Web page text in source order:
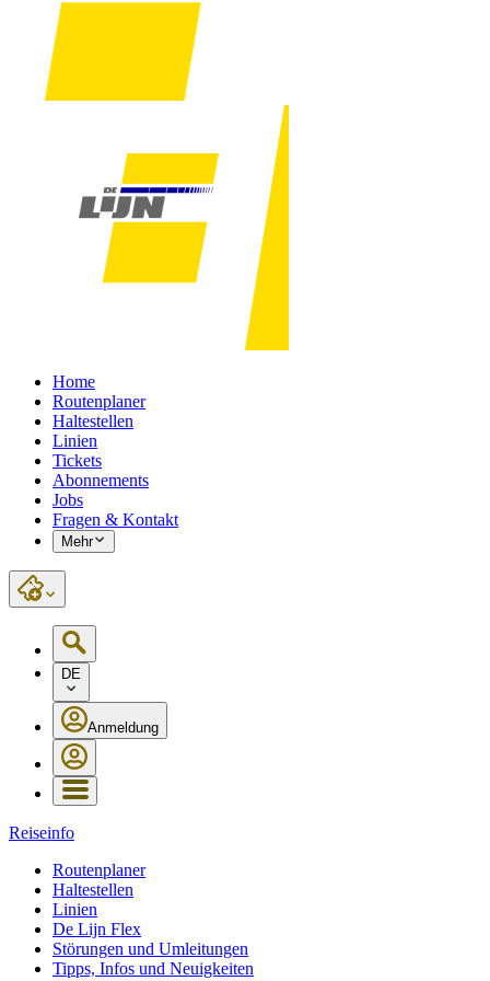
Home
Routenplaner
Haltestellen
Linien
Tickets
Abonnements
Jobs
Fragen & Kontakt
Mehr
DE
Anmeldung
Reiseinfo
Routenplaner
Haltestellen
Linien
De Lijn Flex
Störungen und Umleitungen
Tipps, Infos und Neuigkeiten